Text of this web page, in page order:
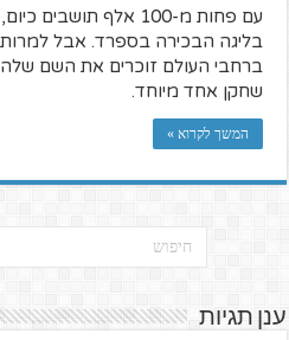
עם פחות מ-100 אלף
בליגה הבכירה בספרד. אבל למרות
ברחבי העולם זוכרים את השם שלה
שחקן אחד מיוחד.
המשך לקרוא »
ענן תגיות